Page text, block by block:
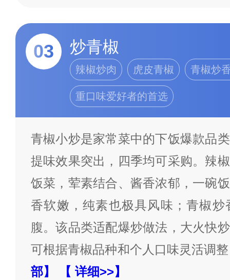
03 炒青椒
辣椒炒肉 虎皮青椒 青椒炒
重口味爱好者的首选
青椒小炒是家常菜中的下饭爆款品
提味效果突出，四季均可采购。辣
饭菜，荤素结合、酱香浓郁，一碗
香软嫩，纯素也极具风味；青椒
腹。该品类适配爆炒做法，大火快
可根据青椒品种和个人口味灵活调
部】
【 详细>>】